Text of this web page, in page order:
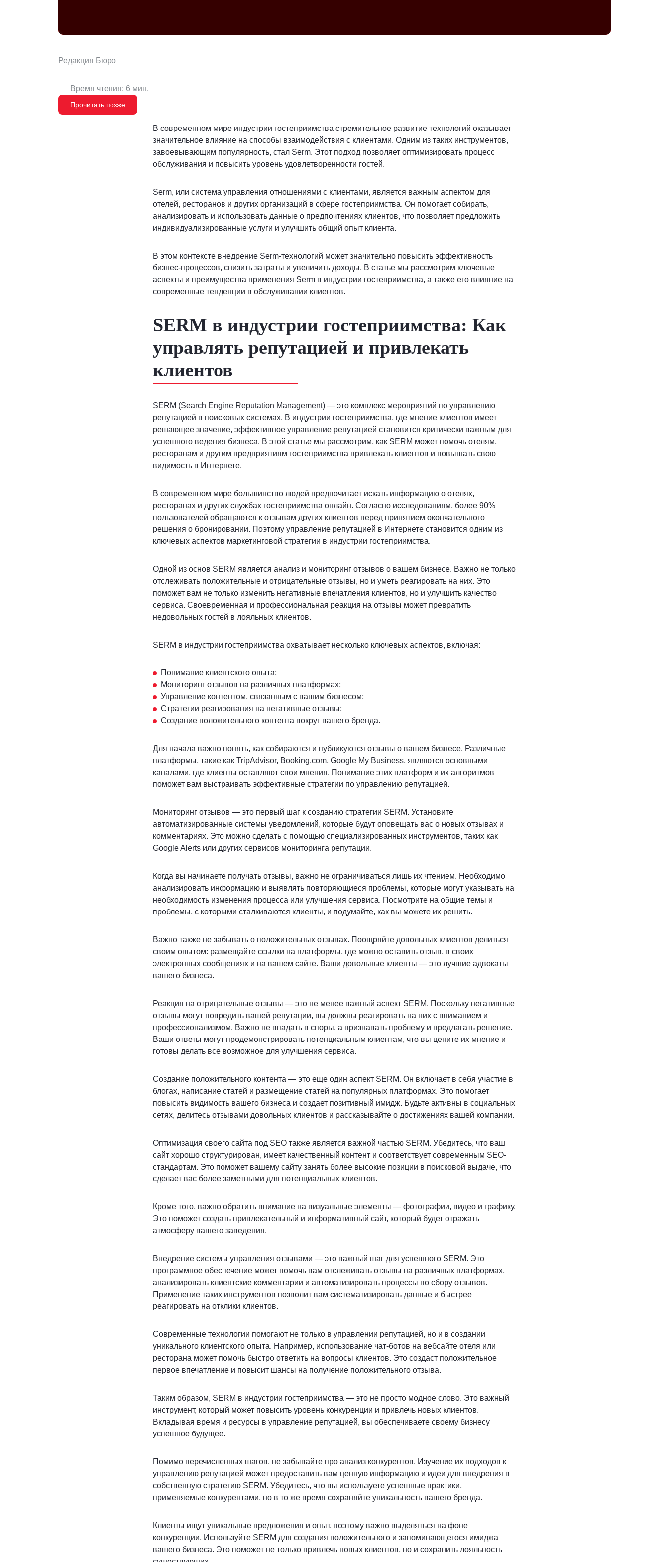
Редакция Бюро
Время чтения: 6 мин.
Прочитать позже
В современном мире индустрии гостеприимства стремительное развитие технологий оказывает
значительное влияние на способы взаимодействия с клиентами. Одним из таких инструментов,
завоевывающим популярность, стал Serm. Этот подход позволяет оптимизировать процесс
обслуживания и повысить уровень удовлетворенности гостей.
Serm, или система управления отношениями с клиентами, является важным аспектом для
отелей, ресторанов и других организаций в сфере гостеприимства. Он помогает собирать,
анализировать и использовать данные о предпочтениях клиентов, что позволяет предложить
индивидуализированные услуги и улучшить общий опыт клиента.
В этом контексте внедрение Serm-технологий может значительно повысить эффективность
бизнес-процессов, снизить затраты и увеличить доходы. В статье мы рассмотрим ключевые
аспекты и преимущества применения Serm в индустрии гостеприимства, а также его влияние на
современные тенденции в обслуживании клиентов.
SERM в индустрии гостеприимства: Как
управлять репутацией и привлекать
клиентов
SERM (Search Engine Reputation Management) — это комплекс мероприятий по управлению
репутацией в поисковых системах. В индустрии гостеприимства, где мнение клиентов имеет
решающее значение, эффективное управление репутацией становится критически важным для
успешного ведения бизнеса. В этой статье мы рассмотрим, как SERM может помочь отелям,
ресторанам и другим предприятиям гостеприимства привлекать клиентов и повышать свою
видимость в Интернете.
В современном мире большинство людей предпочитает искать информацию о отелях,
ресторанах и других службах гостеприимства онлайн. Согласно исследованиям, более 90%
пользователей обращаются к отзывам других клиентов перед принятием окончательного
решения о бронировании. Поэтому управление репутацией в Интернете становится одним из
ключевых аспектов маркетинговой стратегии в индустрии гостеприимства.
Одной из основ SERM является анализ и мониторинг отзывов о вашем бизнесе. Важно не только
отслеживать положительные и отрицательные отзывы, но и уметь реагировать на них. Это
поможет вам не только изменить негативные впечатления клиентов, но и улучшить качество
сервиса. Своевременная и профессиональная реакция на отзывы может превратить
недовольных гостей в лояльных клиентов.
SERM в индустрии гостеприимства охватывает несколько ключевых аспектов, включая:
Понимание клиентского опыта;
Мониторинг отзывов на различных платформах;
Управление контентом, связанным с вашим бизнесом;
Стратегии реагирования на негативные отзывы;
Создание положительного контента вокруг вашего бренда.
Для начала важно понять, как собираются и публикуются отзывы о вашем бизнесе. Различные
платформы, такие как TripAdvisor, Booking.com, Google My Business, являются основными
каналами, где клиенты оставляют свои мнения. Понимание этих платформ и их алгоритмов
поможет вам выстраивать эффективные стратегии по управлению репутацией.
Мониторинг отзывов — это первый шаг к созданию стратегии SERM. Установите
автоматизированные системы уведомлений, которые будут оповещать вас о новых отзывах и
комментариях. Это можно сделать с помощью специализированных инструментов, таких как
Google Alerts или других сервисов мониторинга репутации.
Когда вы начинаете получать отзывы, важно не ограничиваться лишь их чтением. Необходимо
анализировать информацию и выявлять повторяющиеся проблемы, которые могут указывать на
необходимость изменения процесса или улучшения сервиса. Посмотрите на общие темы и
проблемы, с которыми сталкиваются клиенты, и подумайте, как вы можете их решить.
Важно также не забывать о положительных отзывах. Поощряйте довольных клиентов делиться
своим опытом: размещайте ссылки на платформы, где можно оставить отзыв, в своих
электронных сообщениях и на вашем сайте. Ваши довольные клиенты — это лучшие адвокаты
вашего бизнеса.
Реакция на отрицательные отзывы — это не менее важный аспект SERM. Поскольку негативные
отзывы могут повредить вашей репутации, вы должны реагировать на них с вниманием и
профессионализмом. Важно не впадать в споры, а признавать проблему и предлагать решение.
Ваши ответы могут продемонстрировать потенциальным клиентам, что вы цените их мнение и
готовы делать все возможное для улучшения сервиса.
Создание положительного контента — это еще один аспект SERM. Он включает в себя участие в
блогах, написание статей и размещение статей на популярных платформах. Это помогает
повысить видимость вашего бизнеса и создает позитивный имидж. Будьте активны в социальных
сетях, делитесь отзывами довольных клиентов и рассказывайте о достижениях вашей компании.
Оптимизация своего сайта под SEO также является важной частью SERM. Убедитесь, что ваш
сайт хорошо структурирован, имеет качественный контент и соответствует современным SEO-
стандартам. Это поможет вашему сайту занять более высокие позиции в поисковой выдаче, что
сделает вас более заметными для потенциальных клиентов.
Кроме того, важно обратить внимание на визуальные элементы — фотографии, видео и графику.
Это поможет создать привлекательный и информативный сайт, который будет отражать
атмосферу вашего заведения.
Внедрение системы управления отзывами — это важный шаг для успешного SERM. Это
программное обеспечение может помочь вам отслеживать отзывы на различных платформах,
анализировать клиентские комментарии и автоматизировать процессы по сбору отзывов.
Применение таких инструментов позволит вам систематизировать данные и быстрее
реагировать на отклики клиентов.
Современные технологии помогают не только в управлении репутацией, но и в создании
уникального клиентского опыта. Например, использование чат-ботов на вебсайте отеля или
ресторана может помочь быстро ответить на вопросы клиентов. Это создаст положительное
первое впечатление и повысит шансы на получение положительного отзыва.
Таким образом, SERM в индустрии гостеприимства — это не просто модное слово. Это важный
инструмент, который может повысить уровень конкуренции и привлечь новых клиентов.
Вкладывая время и ресурсы в управление репутацией, вы обеспечиваете своему бизнесу
успешное будущее.
Помимо перечисленных шагов, не забывайте про анализ конкурентов. Изучение их подходов к
управлению репутацией может предоставить вам ценную информацию и идеи для внедрения в
собственную стратегию SERM. Убедитесь, что вы используете успешные практики,
применяемые конкурентами, но в то же время сохраняйте уникальность вашего бренда.
Клиенты ищут уникальные предложения и опыт, поэтому важно выделяться на фоне
конкуренции. Используйте SERM для создания положительного и запоминающегося имиджа
вашего бизнеса. Это поможет не только привлечь новых клиентов, но и сохранить лояльность